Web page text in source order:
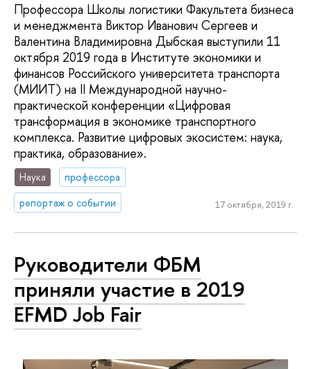
Профессора Школы логистики Факультета бизнеса
и менеджмента Виктор Иванович Сергеев и
Валентина Владимировна Дыбская выступили 11
октября 2019 года в Институте экономики и
финансов Российского университета транспорта
(МИИТ) на II Международной научно-
практической конференции «Цифровая
трансформация в экономике транспортного
комплекса. Развитие цифровых экосистем: наука,
практика, образование».
Наука
профессора
репортаж о событии
17 октября, 2019 г.
Руководители ФБМ
приняли участие в 2019
EFMD Job Fair